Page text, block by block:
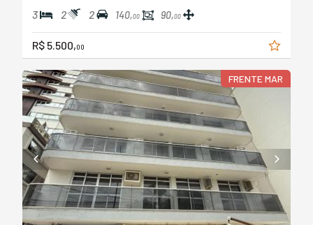
3 2 2 140,00 90,00
R$ 5.500,00
FRENTE MAR